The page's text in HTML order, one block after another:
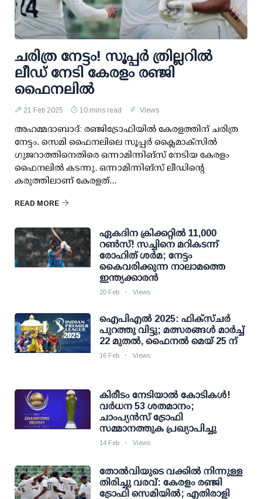
ചരിത്ര നേട്ടം! സൂപ്പര്‍ ത്രില്ലറില്‍
ലീഡ് നേടി കേരളം രഞ്ജി
ഫൈനലില്‍
21 Feb 2025 10 mins read Views
അഹമ്മദാബാദ്: രഞ്ജിട്രോഫിയില്‍ കേരളത്തിന് ചരിത്ര
നേട്ടം. സെമി ഫൈനലിലെ സൂപ്പര്‍ ക്ലൈമാക്സില്‍
ഗുജറാത്തിനെതിരെ ഒന്നാമിന്നിങ്സ് നേടിയ കേരളം
ഫൈനലില്‍ കടന്നു. ഒന്നാമിന്നിങ്സ് ലീഡിന്റെ
കരുത്തിലാണ് കേരളത്...
READ MORE
ഏകദിന ക്രിക്കറ്റില്‍ 11,000
റണ്‍സ്! സച്ചിനെ മറികടന്ന്
രോഹിത് ശര്‍മ; നേട്ടം
കൈവരിക്കുന്ന നാലാമത്തെ
ഇന്ത്യക്കാരന്‍
20 Feb Views
ഐപിഎല്‍ 2025: ഫിക്‌സ്ചര്‍
പുറത്തു വിട്ടു; മത്സരങ്ങള്‍ മാര്‍ച്ച്
22 മുതല്‍, ഫൈനല്‍ മെയ് 25 ന്
16 Feb Views
കിരീടം നേടിയാല്‍ കോടികള്‍!
വര്‍ധന 53 ശതമാനം;
ചാംപ്യന്‍സ് ട്രോഫി
സമ്മാനത്തുക പ്രഖ്യാപിച്ചു
14 Feb Views
തോല്‍വിയുടെ വക്കില്‍ നിന്നുള്ള
തിരിച്ചു വരവ്: കേരളം രഞ്ജി
ട്രോഫി സെമിയില്‍; എതിരാളി